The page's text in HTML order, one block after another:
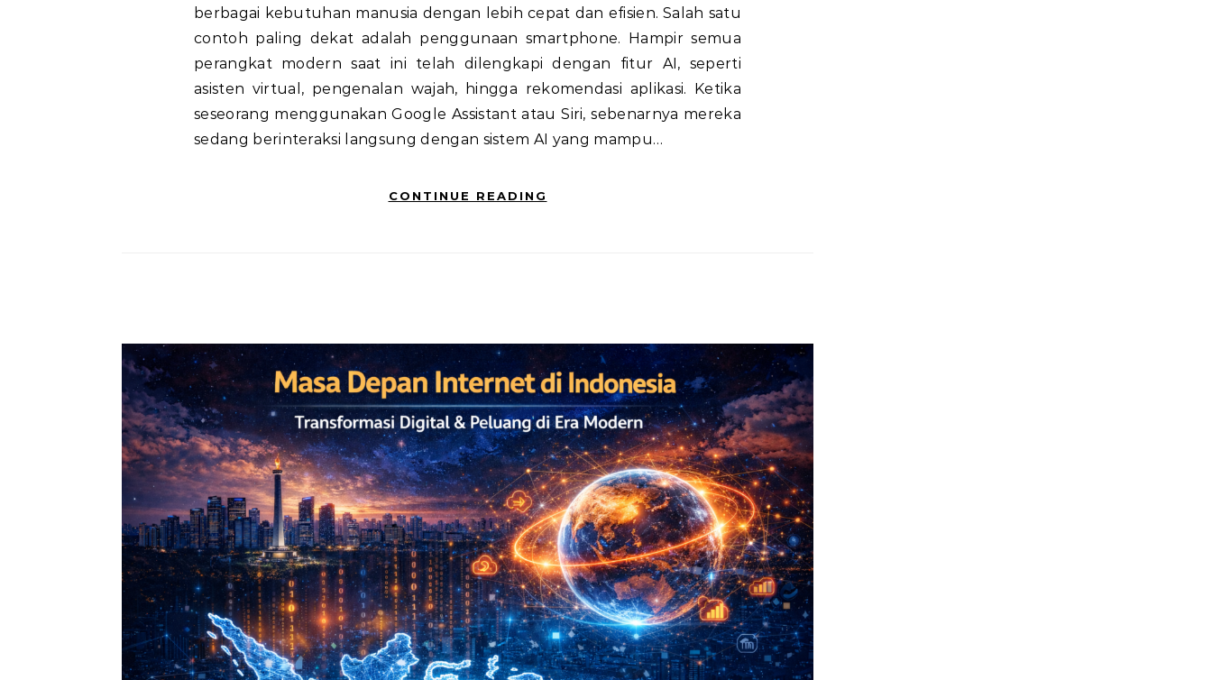
berbagai kebutuhan manusia dengan lebih cepat dan efisien. Salah satu
contoh paling dekat adalah penggunaan smartphone. Hampir semua
perangkat modern saat ini telah dilengkapi dengan fitur AI, seperti
asisten virtual, pengenalan wajah, hingga rekomendasi aplikasi. Ketika
seseorang menggunakan Google Assistant atau Siri, sebenarnya mereka
sedang berinteraksi langsung dengan sistem AI yang mampu…
CONTINUE READING